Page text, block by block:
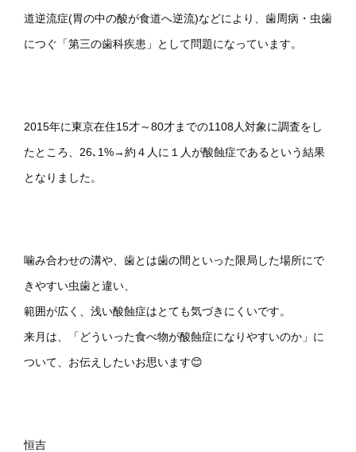
道逆流症(胃の中の酸が食道へ逆流)などにより、歯周病・虫歯
につぐ「第三の歯科疾患」として問題になっています。
2015年に東京在住15才～80才までの1108人対象に調査をし
たところ、26､1%→約４人に１人が酸蝕症であるという結果
となりました。
噛み合わせの溝や、歯とは歯の間といった限局した場所にで
きやすい虫歯と違い、
範囲が広く、浅い酸蝕症はとても気づきにくいです。
来月は、「どういった食べ物が酸蝕症になりやすいのか」に
ついて、お伝えしたいお思います😊
恒吉